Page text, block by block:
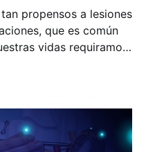
propensos a lesiones
que es común
vidas requiramos